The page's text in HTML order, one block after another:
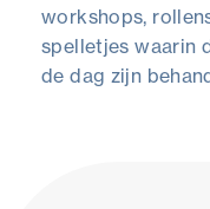
workshops,
spelletjes waarin
de dag zijn